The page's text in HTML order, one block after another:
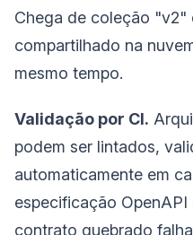
Chega de coleção "v2"
compartilhado na
mesmo tempo.
Validação por CI.
podem ser lintados,
automaticamente em
especificação
contrato quebrado